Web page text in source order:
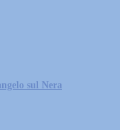
sul Nera